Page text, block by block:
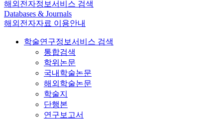
해외전자정보서비스 검색
Databases & Journals
해외전자자료 이용안내
학술연구정보서비스 검색
통합검색
학위논문
국내학술논문
해외학술논문
학술지
단행본
연구보고서